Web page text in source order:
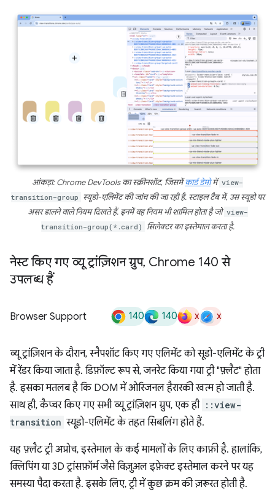
आंकड़ा: Chrome DevTools का स्क्रीनशॉट, जिसमेंकार्ड डेमोमें view-
transition-group स्यूडो-एलिमेंट की जांच की जा रही है. स्टाइल टैब में, उस स्यूडो पर
असर डालने वाले नियम दिखते हैं. इनमें वह नियम भी शामिल होता है जो view-
transition-group(*.card)
सिलेक्टर का इस्तेमाल करता है.
नेस्ट किए गए व्यू ट्रांज़िशन ग्रुप, Chrome 140 से
उपलब्ध हैं
Browser Support 140 140 x x
व्यू ट्रांज़िशन के दौरान, स्नैपशॉट किए गए एलिमेंट को सूडो-एलिमेंट के ट्री
में रेंडर किया जाता है. डिफ़ॉल्ट रूप से, जनरेट किया गया ट्री "फ़्लैट" होता
है. इसका मतलब है कि DOM में ओरिजनल हैरारकी खत्म हो जाती है.
साथ ही, कैप्चर किए गए सभी व्यू ट्रांज़िशन ग्रुप, एक ही ::view-
transition स्यूडो-एलिमेंट के तहत सिबलिंग होते हैं.
यह फ़्लैट ट्री अप्रोच, इस्तेमाल के कई मामलों के लिए काफ़ी है. हालांकि,
क्लिपिंग या 3D ट्रांसफ़ॉर्म जैसे विज़ुअल इफ़ेक्ट इस्तेमाल करने पर यह
समस्या पैदा करता है. इसके लिए, ट्री में कुछ क्रम की ज़रूरत होती है.